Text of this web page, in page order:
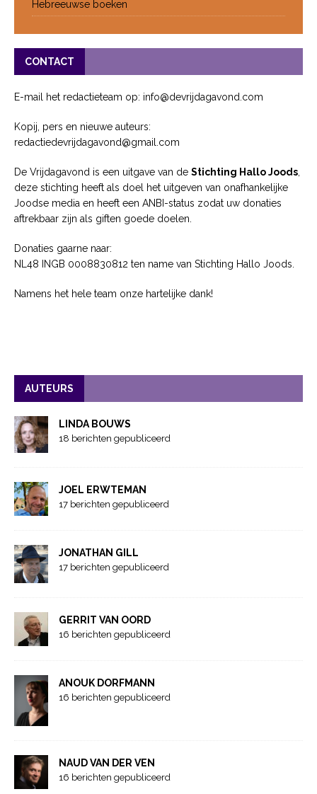
Hebreeuwse boeken
CONTACT
E-mail het redactieteam op: info@devrijdagavond.com
Kopij, pers en nieuwe auteurs:
redactiedevrijdagavond@gmail.com
De Vrijdagavond is een uitgave van de Stichting Hallo Joods,
deze stichting heeft als doel het uitgeven van onafhankelijke
Joodse media en heeft een ANBI-status zodat uw donaties
aftrekbaar zijn als giften goede doelen.
Donaties gaarne naar:
NL48 INGB 0008830812 ten name van Stichting Hallo Joods.
Namens het hele team onze hartelijke dank!
AUTEURS
LINDA BOUWS
18 berichten gepubliceerd
JOEL ERWTEMAN
17 berichten gepubliceerd
JONATHAN GILL
17 berichten gepubliceerd
GERRIT VAN OORD
16 berichten gepubliceerd
ANOUK DORFMANN
16 berichten gepubliceerd
NAUD VAN DER VEN
16 berichten gepubliceerd